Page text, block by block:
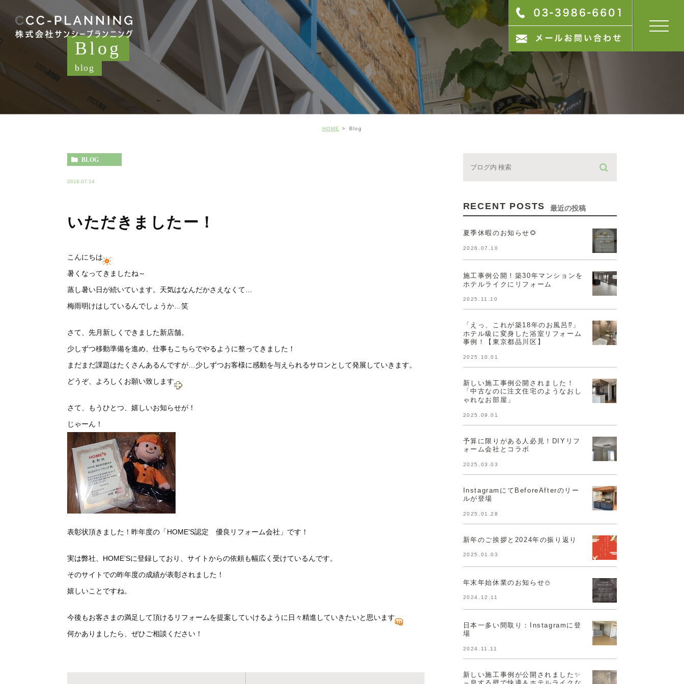
Blog
blog
HOME Blog
BLOG
2016.07.14
いただきましたー！
こんにちは
暑くなってきましたね～
蒸し暑い日が続いています。天気はなんだかさえなくて…
梅雨明けはしているんでしょうか…笑
さて、先月新しくできました新店舗。
少しずつ移動準備を進め、仕事もこちらでやるように整ってきました！
まだまだ課題はたくさんあるんですが…少しずつお客様に感動を与えられるサロンとして発展していきます。
どうぞ、よろしくお願い致します
さて、もうひとつ、嬉しいお知らせが！
じゃーん！
表彰状頂きました！昨年度の「HOME’S認定 優良リフォーム会社」です！
実は弊社、HOME’Sに登録しており、サイトからの依頼も幅広く受けているんです。
そのサイトでの昨年度の成績が表彰されました！
嬉しいことですね。
今後もお客さまの満足して頂けるリフォームを提案していけるように日々精進していきたいと思います
何かありましたら、ぜひご相談ください！
RECENT POSTS 最近の投稿
夏季休暇のお知らせ🌻
2026.07.10
施工事例公開！築30年マンションを
ホテルライクにリフォーム
2025.11.10
「えっ、これが築18年のお風呂⁉」
ホテル級に変身した浴室リフォーム
事例！【東京都品川区】
2025.10.01
新しい施工事例公開されました！
「中古なのに注文住宅のようなおし
ゃれなお部屋」
2025.09.01
予算に限りがある人必見！DIYリフ
ォーム会社とコラボ
2025.03.03
InstagramにてBeforeAfterのリー
ルが登場
2025.01.28
新年のご挨拶と2024年の振り返り
2025.01.03
年末年始休業のお知らせ⛄
2024.12.11
日本一多い間取り：Instagramに登
場
2024.11.11
新しい施工事例が公開されました✨